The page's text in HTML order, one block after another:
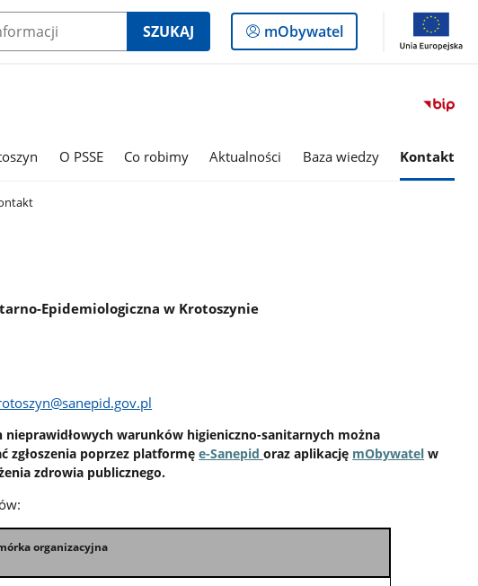
SZUKAJ
Logowanie
do
mObywatel
O PSSE Co robimy Aktualności Baza wiedzy Kontakt
Epidemiologiczna w Krotoszynie
nieprawidłowych warunków higieniczno-sanitarnych można
zgłoszenia poprzez platformęe-Sanepidoraz aplikację mObywatel w
zdrowia publicznego.
organizacyjna